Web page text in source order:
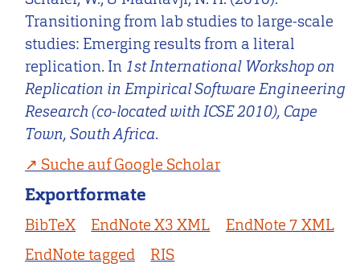
Transitioning from lab studies to large-scale
studies: Emerging results from a literal
replication. In 1st International Workshop on
Replication in Empirical Software Engineering
Research (co-located with ICSE 2010), Cape
Town, South Africa.
Suche auf Google Scholar
Exportformate
BibTeX EndNote X3 XML
EndNote 7 XML
EndNote tagged
RIS